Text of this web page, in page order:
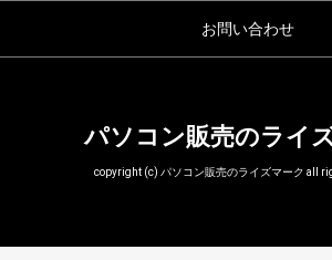
お問い合わせ
パソコン販売のライ
copyright (c) パソコン販売のライズマーク all